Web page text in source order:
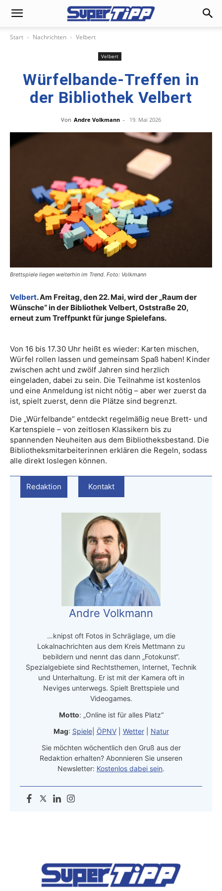
Start Nachrichten Velbert
Velbert
Würfelbande-Treffen in
der Bibliothek Velbert
Von Andre Volkmann - 19. Mai 2026
Brettspiele liegen weiterhin im Trend. Foto: Volkmann
Velbert. Am Freitag, den 22. Mai, wird der „Raum der
Wünsche“ in der Bibliothek Velbert, Oststraße 20,
erneut zum Treffpunkt für junge Spielefans.
Von 16 bis 17.30 Uhr heißt es wieder: Karten mischen,
Würfel rollen lassen und gemeinsam Spaß haben! Kinder
zwischen acht und zwölf Jahren sind herzlich
eingeladen, dabei zu sein. Die Teilnahme ist kostenlos
und eine Anmeldung ist nicht nötig – aber wer zuerst da
ist, spielt zuerst, denn die Plätze sind begrenzt.
Die „Würfelbande“ entdeckt regelmäßig neue Brett- und
Kartenspiele – von zeitlosen Klassikern bis zu
spannenden Neuheiten aus dem Bibliotheksbestand. Die
Bibliotheksmitarbeiterinnen erklären die Regeln, sodass
alle direkt loslegen können.
Redaktion Kontakt
Andre Volkmann
…knipst oft Fotos in Schräglage, um die
Lokalnachrichten aus dem Kreis Mettmann zu
bebildern und nennt das dann „Fotokunst“.
Spezialgebiete sind Rechtsthemen, Internet, Technik
und Unterhaltung. Er ist mit der Kamera oft in
Neviges unterwegs. Spielt Brettspiele und
Videogames.
Motto: „Online ist für alles Platz“
Mag: Spiele| ÖPNV| Wetter| Natur
Sie möchten wöchentlich den Gruß aus der
Redaktion erhalten? Abonnieren Sie unseren
Newsletter: Kostenlos dabei sein.